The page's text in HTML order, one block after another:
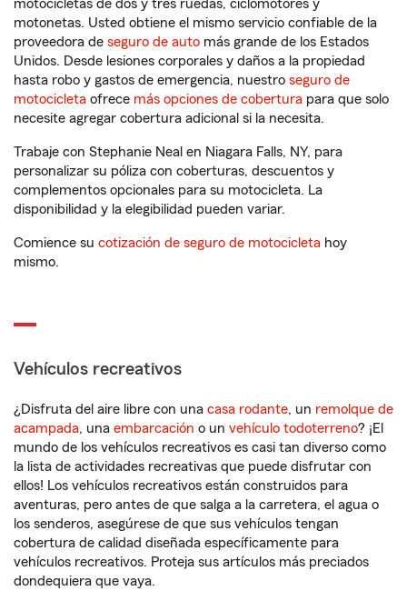
motocicletas de dos y tres ruedas, ciclomotores y
motonetas. Usted obtiene el mismo servicio confiable de la
proveedora de seguro de auto más grande de los Estados
Unidos. Desde lesiones corporales y daños a la propiedad
hasta robo y gastos de emergencia, nuestro seguro de
motocicleta ofrece más opciones de cobertura para que solo
necesite agregar cobertura adicional si la necesita.
Trabaje con Stephanie Neal en Niagara Falls, NY, para
personalizar su póliza con coberturas, descuentos y
complementos opcionales para su motocicleta. La
disponibilidad y la elegibilidad pueden variar.
Comience su cotización de seguro de motocicleta hoy
mismo.
Vehículos recreativos
¿Disfruta del aire libre con una casa rodante, un remolque de
acampada, una embarcación o un vehículo todoterreno? ¡El
mundo de los vehículos recreativos es casi tan diverso como
la lista de actividades recreativas que puede disfrutar con
ellos! Los vehículos recreativos están construidos para
aventuras, pero antes de que salga a la carretera, el agua o
los senderos, asegúrese de que sus vehículos tengan
cobertura de calidad diseñada específicamente para
vehículos recreativos. Proteja sus artículos más preciados
dondequiera que vaya.